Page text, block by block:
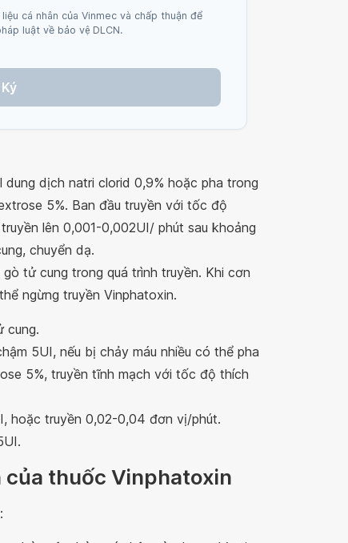
cá nhân của Vinmec và chấp thuận để
luật về bảo vệ DLCN.
dịch natri clorid 0,9% hoặc pha trong
5%. Ban đầu truyền với tốc độ
lên 0,001-0,002UI/ phút sau khoảng
chuyển dạ.
tử cung trong quá trình truyền. Khi cơn
ngừng truyền Vinphatoxin.
cung.
5UI, nếu bị chảy máu nhiều có thể pha
5%, truyền tĩnh mạch với tốc độ thích
hoặc truyền 0,02-0,04 đơn vị/phút.
của thuốc Vinphatoxin